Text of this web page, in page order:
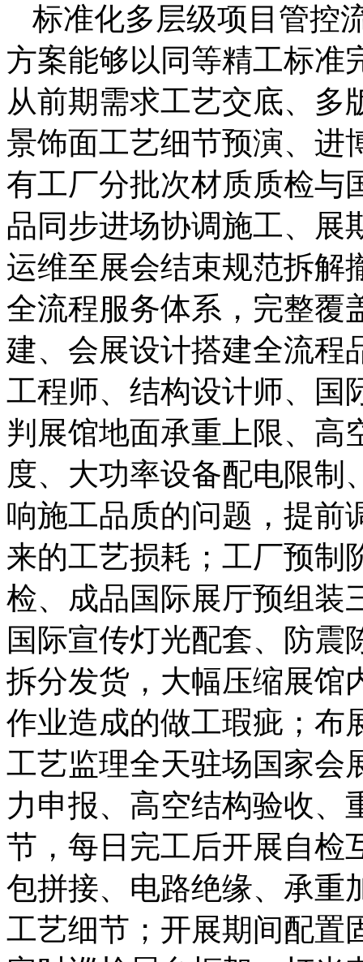
标准化多层级项目管控
方案能够以同等精工标准
从前期需求工艺交底、多
景饰面工艺细节预演、进
有工厂分批次材质质检与
品同步进场协调施工、展
运维至展会结束规范拆解
全流程服务体系，完整覆
建、会展设计搭建全流程
工程师、结构设计师、国
判展馆地面承重上限、高
度、大功率设备配电限制
响施工品质的问题，提前
来的工艺损耗；工厂预制
检、成品国际展厅预组装
国际宣传灯光配套、防震
拆分发货，大幅压缩展馆
作业造成的做工瑕疵；布
工艺监理全天驻场国家会
力申报、高空结构验收、
节，每日完工后开展自检
包拼接、电路绝缘、承重
工艺细节；开展期间配置